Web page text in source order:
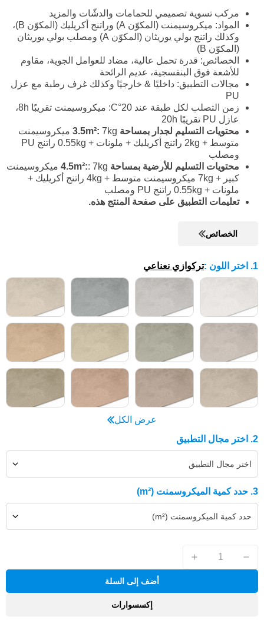
مركب تسوية تصميمي للحمامات والدشّات والمزيد
المواد: ميكروسيمنت (المكوّن A) وراتنج أكريليك (المكوّن B)،
وكذلك راتنج بولي يوريثان (المكوّن A) ومصلب بولي يوريثان
(المكوّن B)
الخصائص: قدرة تحمل عالية، مضاد للعوامل الجوية، مقاوم
للأشعة فوق البنفسجية، عديم الرائحة
مجالات التطبيق: داخليًا & خارجيًا وكذلك غرف رطبة مع عزل
PU
زمن التصلب لكل طبقة عند 20°C: ميكروسيمنت تقريبًا 8h،
عازل PU تقريبًا 20h
محتويات التسليم لجدار بمساحة 3.5m²:
7kg ميكروسيمنت
متوسط + 2kg راتنج أكريليك + ملونات + 0.55kg راتنج PU
ومصلب
محتويات التسليم للأرضية بمساحة 4.5m²:
: 7kg ميكروسيمنت
كبير + 7kg ميكروسيمنت متوسط + 4kg راتنج أكريليك +
ملونات + 0.55kg راتنج PU ومصلب
تعليمات التطبيق على صفحة المنتج هذه.
الخصائص
1. اختر اللون :تركوازي نعناعي
عرض الكل
2. اختر مجال التطبيق
اختر مجال التطبيق
3. حدد كمية الميكروسمنت (m²)
حدد كمية الميكروسمنت (m²)
أضف إلى السلة
إكسسوارات